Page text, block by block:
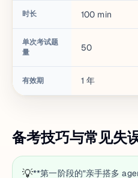
时长 100 min
单次考试题
量
50
有效期 1 年
备考技巧与常见失
💡**第一阶段的"亲手搭多